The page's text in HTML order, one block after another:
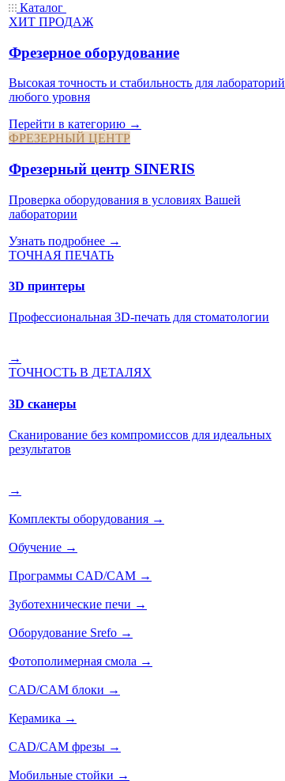
Каталог
ХИТ ПРОДАЖ
Фрезерное оборудование
Высокая точность и стабильность для лабораторий
любого уровня
Перейти в категорию →
ФРЕЗЕРНЫЙ ЦЕНТР
Фрезерный центр SINERIS
Проверка оборудования в условиях Вашей
лаборатории
Узнать подробнее →
ТОЧНАЯ ПЕЧАТЬ
3D принтеры
Профессиональная 3D-печать для стоматологии
→
ТОЧНОСТЬ В ДЕТАЛЯХ
3D сканеры
Сканирование без компромиссов для идеальных
результатов
→
Комплекты оборудования →
Обучение →
Программы CAD/CAM →
Зуботехнические печи →
Оборудование Srefo →
Фотополимерная смола →
CAD/CAM блоки →
Керамика →
CAD/CAM фрезы →
Мобильные стойки →